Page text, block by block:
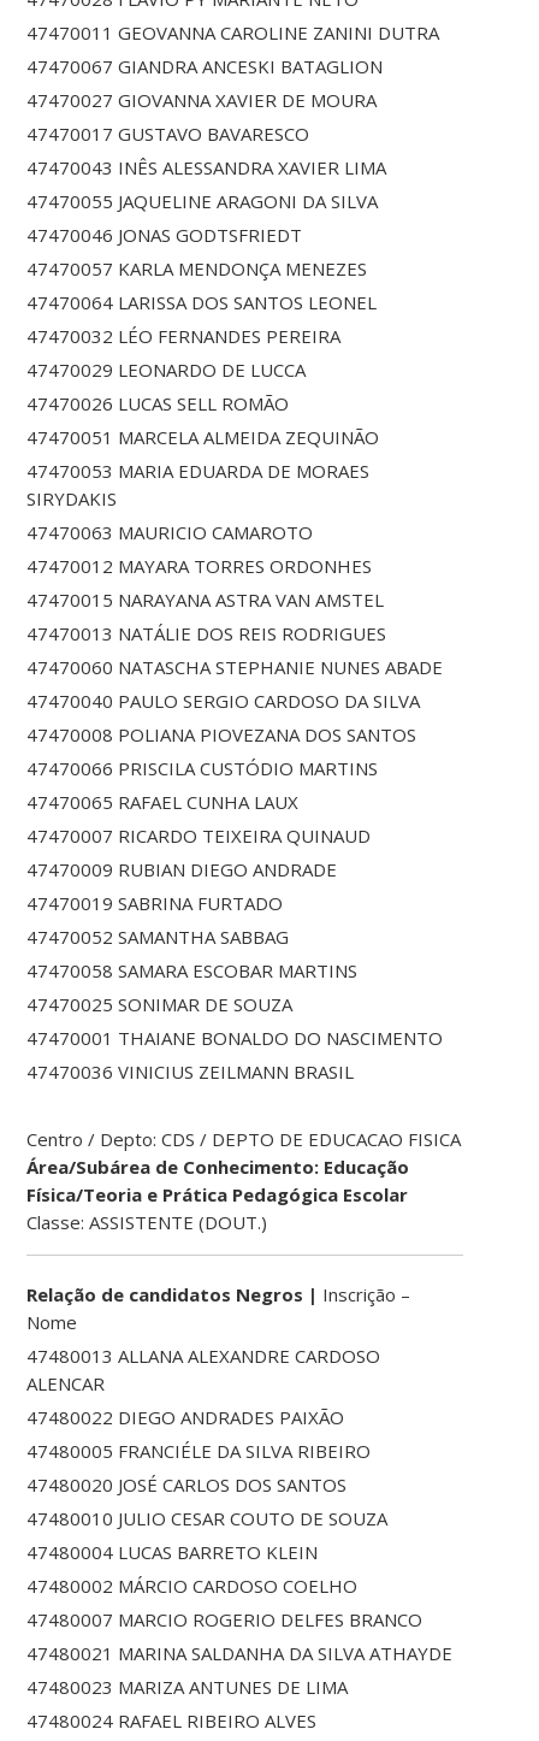
47470011 GEOVANNA CAROLINE ZANINI DUTRA
47470067 GIANDRA ANCESKI BATAGLION
47470027 GIOVANNA XAVIER DE MOURA
47470017 GUSTAVO BAVARESCO
47470043 INÊS ALESSANDRA XAVIER LIMA
47470055 JAQUELINE ARAGONI DA SILVA
47470046 JONAS GODTSFRIEDT
47470057 KARLA MENDONÇA MENEZES
47470064 LARISSA DOS SANTOS LEONEL
47470032 LÉO FERNANDES PEREIRA
47470029 LEONARDO DE LUCCA
47470026 LUCAS SELL ROMÃO
47470051 MARCELA ALMEIDA ZEQUINÃO
47470053 MARIA EDUARDA DE MORAES
SIRYDAKIS
47470063 MAURICIO CAMAROTO
47470012 MAYARA TORRES ORDONHES
47470015 NARAYANA ASTRA VAN AMSTEL
47470013 NATÁLIE DOS REIS RODRIGUES
47470060 NATASCHA STEPHANIE NUNES ABADE
47470040 PAULO SERGIO CARDOSO DA SILVA
47470008 POLIANA PIOVEZANA DOS SANTOS
47470066 PRISCILA CUSTÓDIO MARTINS
47470065 RAFAEL CUNHA LAUX
47470007 RICARDO TEIXEIRA QUINAUD
47470009 RUBIAN DIEGO ANDRADE
47470019 SABRINA FURTADO
47470052 SAMANTHA SABBAG
47470058 SAMARA ESCOBAR MARTINS
47470025 SONIMAR DE SOUZA
47470001 THAIANE BONALDO DO NASCIMENTO
47470036 VINICIUS ZEILMANN BRASIL
Centro / Depto: CDS / DEPTO DE EDUCACAO FISICA
Área/Subárea de Conhecimento: Educação
Física/Teoria e Prática Pedagógica Escolar
Classe: ASSISTENTE (DOUT.)
Relação de candidatos Negros | Inscrição –
Nome
47480013 ALLANA ALEXANDRE CARDOSO
ALENCAR
47480022 DIEGO ANDRADES PAIXÃO
47480005 FRANCIÉLE DA SILVA RIBEIRO
47480020 JOSÉ CARLOS DOS SANTOS
47480010 JULIO CESAR COUTO DE SOUZA
47480004 LUCAS BARRETO KLEIN
47480002 MÁRCIO CARDOSO COELHO
47480007 MARCIO ROGERIO DELFES BRANCO
47480021 MARINA SALDANHA DA SILVA ATHAYDE
47480023 MARIZA ANTUNES DE LIMA
47480024 RAFAEL RIBEIRO ALVES